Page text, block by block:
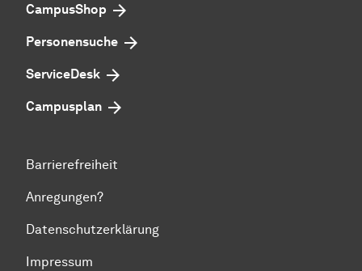
CampusShop
Personensuche
ServiceDesk
Campusplan
Barrierefreiheit
Anregungen?
Datenschutzerklärung
Impressum